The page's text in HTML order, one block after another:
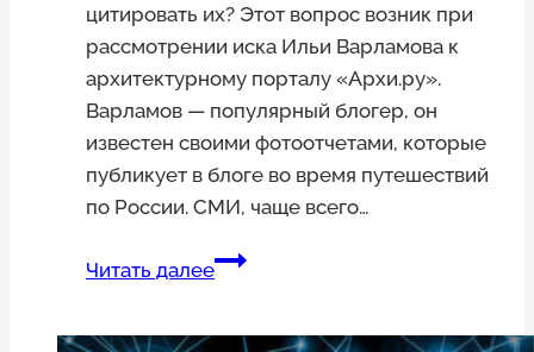
цитировать их? Этот вопрос возник при
рассмотрении иска Ильи Варламова к
архитектурному порталу «Архи.ру».
Варламов — популярный блогер, он
известен своими фотоотчетами, которые
публикует в блоге во время путешествий
по России. СМИ, чаще всего…
Читать далееЦитирование